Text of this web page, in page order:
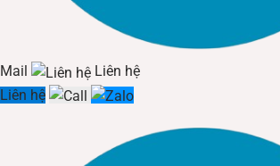
Mail
Liên hệ
Liên hệ